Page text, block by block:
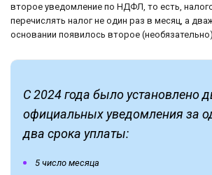
второе уведомление по НДФЛ, то есть,
перечислять налог не один раз в месяц, а
основании появилось второе
С 2024 года было установлено
официальных уведомления за
два срока уплаты:
5 число месяца